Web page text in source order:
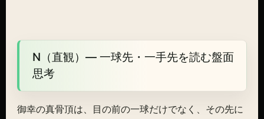
N（直観）— 一球先・一手先を読む盤面
思考
御幸の真骨頂は、目の前の一球だけでなく、その先に